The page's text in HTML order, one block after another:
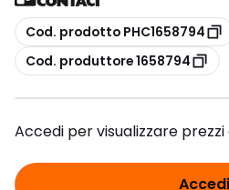
copia
Cod. prodotto PHC1658794
copia
Cod. produttore 1658794
Accedi per visualizzare
Accedi